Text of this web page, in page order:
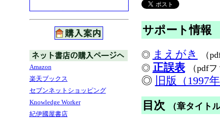
Amazon
楽天ブックス
セブンネットショッピング
Knowledge Worker
紀伊國屋書店
サポート情報
◎ まえがき
（
◎ 正誤表 （pdf
◎ 旧版（1997
目次 （章タイト